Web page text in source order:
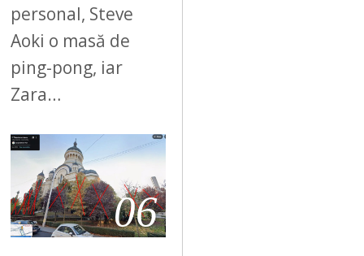
personal, Steve
Aoki o masă de
ping-pong, iar
Zara…
06